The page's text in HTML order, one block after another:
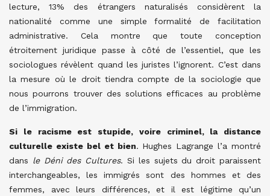
lecture, 13% des étrangers naturalisés considèrent la
nationalité comme une simple formalité de facilitation
administrative. Cela montre que toute conception
étroitement juridique passe à côté de l’essentiel, que les
sociologues révèlent quand les juristes l’ignorent. C’est dans
la mesure où le droit tiendra compte de la sociologie que
nous pourrons trouver des solutions efficaces au problème
de l’immigration.
Si le racisme est stupide, voire criminel, la distance
culturelle existe bel et bien. Hughes Lagrange l’a montré
dans le Déni des Cultures. Si les sujets du droit paraissent
interchangeables, les immigrés sont des hommes et des
femmes, avec leurs différences, et il est légitime qu’un